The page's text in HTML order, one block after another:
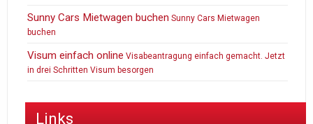
Sunny Cars Mietwagen buchen Sunny Cars Mietwagen
buchen
Visum einfach online Visabeantragung einfach gemacht. Jetzt
in drei Schritten Visum besorgen
Links